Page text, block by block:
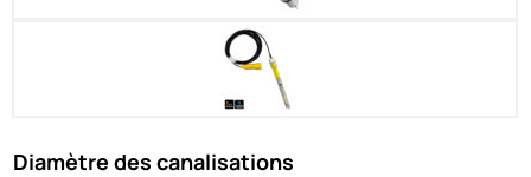
Diamètre des canalisations